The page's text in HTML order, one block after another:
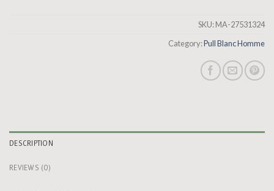
SKU:MA-27531324
Category:Pull Blanc Homme
DESCRIPTION
REVIEWS (0)